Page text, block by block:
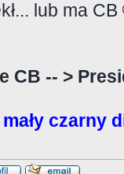
lub ma CB
CB -- >
czarny